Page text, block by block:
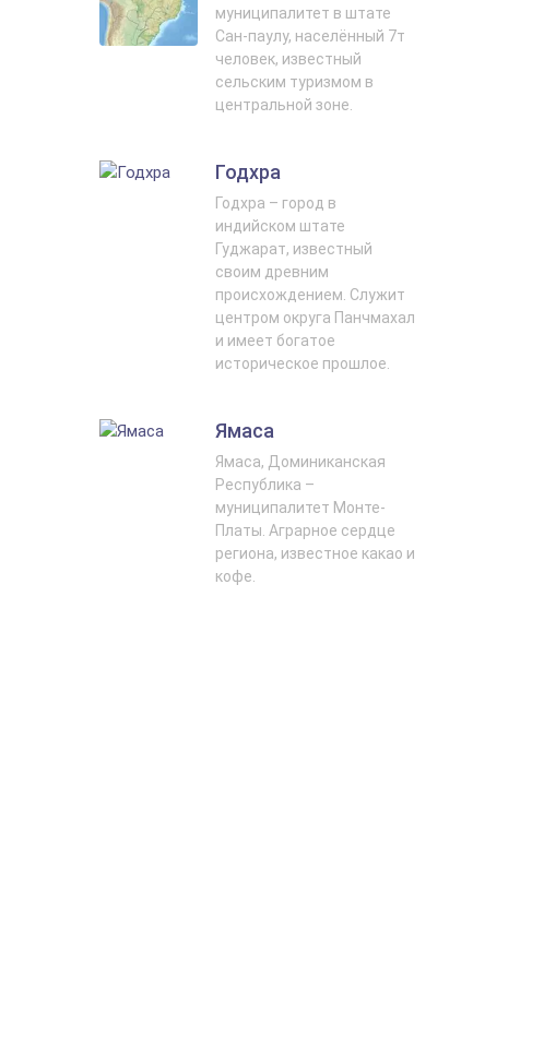
муниципалитет в штате
Сан‑паулу, населённый 7т
человек, известный
сельским туризмом в
центральной зоне.
Годхра
Годхра – город в
индийском штате
Гуджарат, известный
своим древним
происхождением. Служит
центром округа Панчмахал
и имеет богатое
историческое прошлое.
Ямаса
Ямаса, Доминиканская
Республика –
муниципалитет Монте-
Платы. Аграрное сердце
региона, известное какао и
кофе.